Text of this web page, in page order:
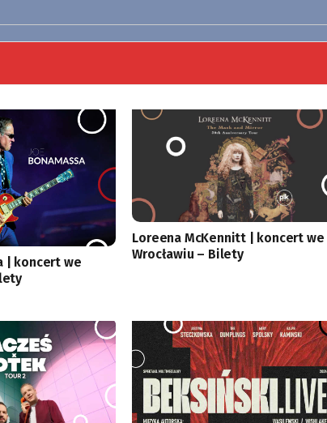
| koncert we
Loreena McKennitt | koncert we
Wrocławiu – Bilety